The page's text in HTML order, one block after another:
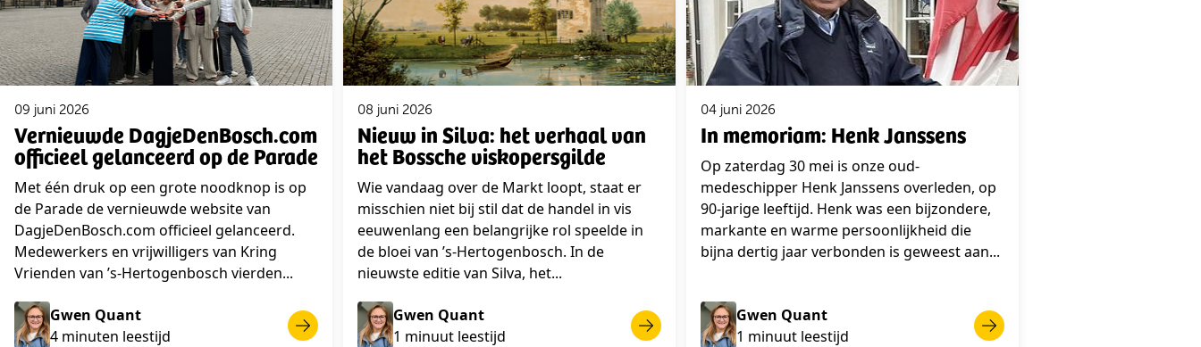
09 juni 2026
Vernieuwde DagjeDenBosch.com
officieel gelanceerd op de Parade
Met één druk op een grote noodknop is op
de Parade de vernieuwde website van
DagjeDenBosch.com officieel gelanceerd.
Medewerkers en vrijwilligers van Kring
Vrienden van ’s-Hertogenbosch vierden...
Gwen Quant
4 minuten leestijd
08 juni 2026
Nieuw in Silva: het verhaal van
het Bossche viskopersgilde
Wie vandaag over de Markt loopt, staat er
misschien niet bij stil dat de handel in vis
eeuwenlang een belangrijke rol speelde in
de bloei van ’s-Hertogenbosch. In de
nieuwste editie van Silva, het...
Gwen Quant
1 minuut leestijd
04 juni 2026
In memoriam: Henk Janssens
Op zaterdag 30 mei is onze oud-
medeschipper Henk Janssens overleden, op
90-jarige leeftijd. Henk was een bijzondere,
markante en warme persoonlijkheid die
bijna dertig jaar verbonden is geweest aan...
Gwen Quant
1 minuut leestijd